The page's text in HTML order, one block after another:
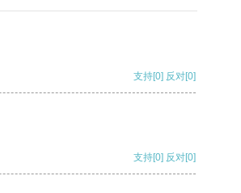
支持[0] 反对[0]
支持[0] 反对[0]